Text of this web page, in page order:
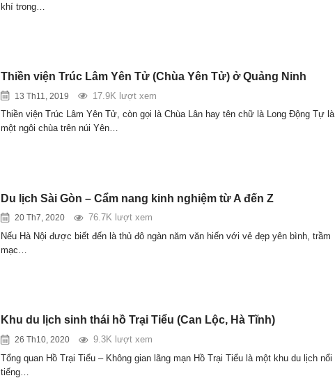
khí trong…
Thiền viện Trúc Lâm Yên Tử (Chùa Yên Tử) ở Quảng Ninh
13 Th11, 2019
17.9K lượt xem
Thiền viện Trúc Lâm Yên Tử, còn gọi là Chùa Lân hay tên chữ là Long Động Tự là
một ngôi chùa trên núi Yên…
Du lịch Sài Gòn – Cẩm nang kinh nghiệm từ A đến Z
20 Th7, 2020
76.7K lượt xem
Nếu Hà Nội được biết đến là thủ đô ngàn năm văn hiến với vẻ đẹp yên bình, trầm
mạc…
Khu du lịch sinh thái hồ Trại Tiểu (Can Lộc, Hà Tĩnh)
26 Th10, 2020
9.3K lượt xem
Tổng quan Hồ Trại Tiểu – Không gian lãng mạn Hồ Trại Tiểu là một khu du lịch nổi
tiếng…